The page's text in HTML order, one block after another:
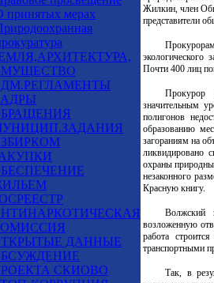
принятых мерах
ДАННЫЕ
СКИОВО
Жилкин, член
представители
экологического
Почти 400 лиц
Прокурор
значительным
полигонов
образованию
загораниям на
ликвидировано
охраны
незаконного
Красную книгу.
Волжский
возложенную
работа
транспортными
Так, в